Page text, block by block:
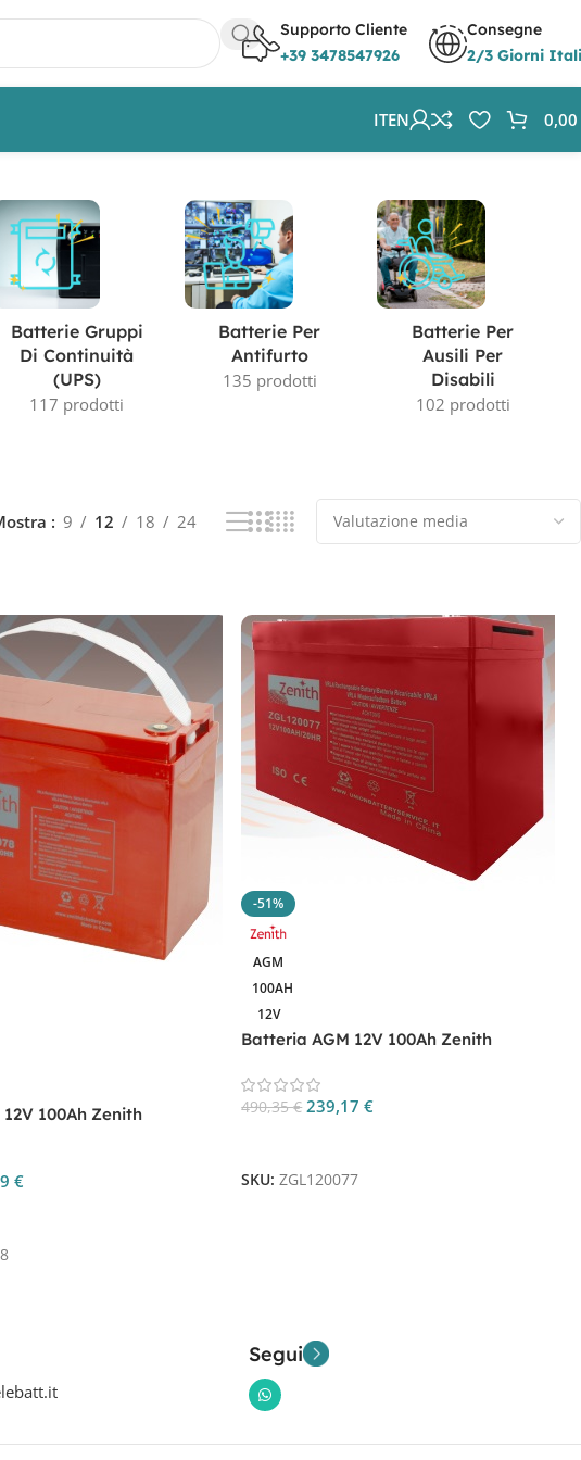
Supporto Cliente
+39 3478547926
Consegne
2/3 Giorni
ITEN
0,00
Batterie Gruppi
Di Continuità
(UPS)
117 prodotti
Batterie Per
Antifurto
135 prodotti
Batterie Per
Ausili Per
Disabili
102 prodotti
9 12 18 24
100Ah Zenith
€
-51%
AGM
100AH
12V
Batteria AGM 12V 100Ah Zenith
490,35€ 239,17€
SKU:ZGL120077
Segui